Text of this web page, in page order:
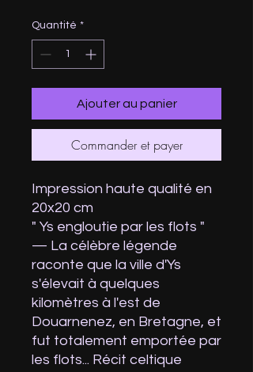
Quantité *
Ajouter au panier
Commander et payer
Impression haute qualité en
20x20 cm
" Ys engloutie par les flots "
— La célèbre légende
raconte que la ville d'Ys
s'élevait à quelques
kilomètres à l'est de
Douarnenez, en Bretagne, et
fut totalement emportée par
les flots... Récit celtique